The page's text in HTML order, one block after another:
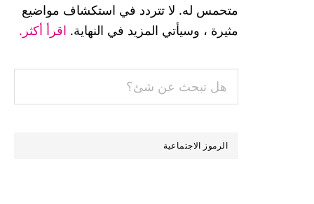
متحمس له. لا تتردد في استكشاف مواضيع
مثيرة ، وسيأتي المزيد في النهاية. اقرأ أكثر.
تبحث
شئ؟
الرموز الاجتماعية